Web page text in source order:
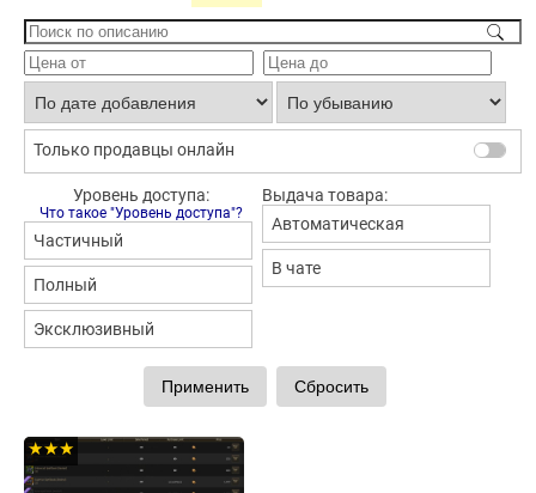
Только продавцы онлайн
Уровень доступа:
Что такое "Уровень доступа"?
Частичный
Полный
Эксклюзивный
Выдача товара:
Автоматическая
В чате
★★★